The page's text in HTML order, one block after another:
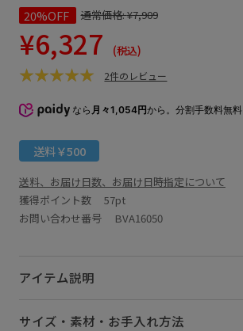
20%OFF 通常価格:¥7,909
¥6,327 (税込)
2件のレビュー
なら 月々1,054円から。分割手数料無料
送料￥500
送料、お届け日数、お届け日時指定について
獲得ポイント数 57pt
お問い合わせ番号 BVA16050
アイテム説明
サイズ・素材・お手入れ方法